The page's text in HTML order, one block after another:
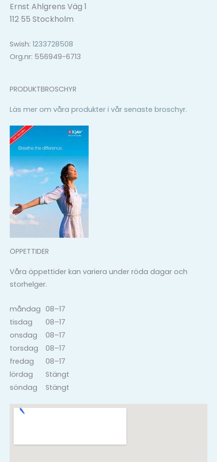
Ernst Ahlgrens Väg 1
112 55 Stockholm
Swish: 1233728508
Org.nr: 556949-6713
PRODUKTBROSCHYR
Läs mer om våra produkter i vår senaste broschyr.
ÖPPETTIDER
Våra öppettider kan variera under röda dagar och
storhelger.
måndag
tisdag
onsdag
torsdag
fredag
lördag
söndag
08–17
08–17
08–17
08–17
08–17
Stängt
Stängt